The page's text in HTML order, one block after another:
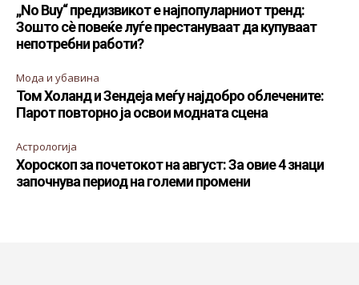
„No Buy“ предизвикот е најпопуларниот тренд:
Зошто сè повеќе луѓе престануваат да купуваат
непотребни работи?
Мода и убавина
Том Холанд и Зендеја меѓу најдобро облечените:
Парот повторно ја освои модната сцена
Астрологија
Хороскоп за почетокот на август: За овие 4 знаци
започнува период на големи промени